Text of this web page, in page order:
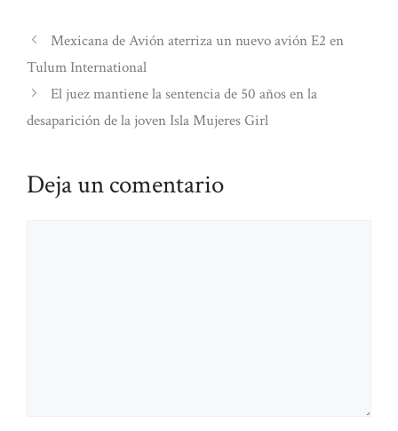
Mexicana de Avión aterriza un nuevo avión E2 en
Tulum International
El juez mantiene la sentencia de 50 años en la
desaparición de la joven Isla Mujeres Girl
Deja un comentario